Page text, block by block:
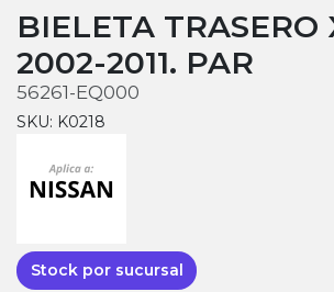
BIELETA TRASERO
2002-2011. PAR
56261-EQ000
SKU: K0218
Stock por sucursal